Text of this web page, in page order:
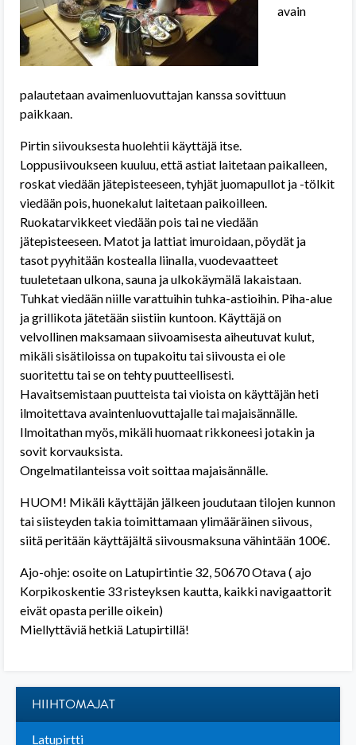
avain
palautetaan avaimenluovuttajan kanssa sovittuun
paikkaan.
Pirtin siivouksesta huolehtii käyttäjä itse.
Loppusiivoukseen kuuluu, että astiat laitetaan paikalleen,
roskat viedään jätepisteeseen, tyhjät juomapullot ja -tölkit
viedään pois, huonekalut laitetaan paikoilleen.
Ruokatarvikkeet viedään pois tai ne viedään
jätepisteeseen. Matot ja lattiat imuroidaan, pöydät ja
tasot pyyhitään kostealla liinalla, vuodevaatteet
tuuletetaan ulkona, sauna ja ulkokäymälä lakaistaan.
Tuhkat viedään niille varattuihin tuhka-astioihin. Piha-alue
ja grillikota jätetään siistiin kuntoon. Käyttäjä on
velvollinen maksamaan siivoamisesta aiheutuvat kulut,
mikäli sisätiloissa on tupakoitu tai siivousta ei ole
suoritettu tai se on tehty puutteellisesti.
Havaitsemistaan puutteista tai vioista on käyttäjän heti
ilmoitettava avaintenluovuttajalle tai majaisännälle.
Ilmoitathan myös, mikäli huomaat rikkoneesi jotakin ja
sovit korvauksista.
Ongelmatilanteissa voit soittaa majaisännälle.
HUOM! Mikäli käyttäjän jälkeen joudutaan tilojen kunnon
tai siisteyden takia toimittamaan ylimääräinen siivous,
siitä peritään käyttäjältä siivousmaksuna vähintään 100€.
Ajo-ohje: osoite on Latupirtintie 32, 50670 Otava ( ajo
Korpikoskentie 33 risteyksen kautta, kaikki navigaattorit
eivät opasta perille oikein)
Miellyttäviä hetkiä Latupirtillä!
HIIHTOMAJAT
Latupirtti